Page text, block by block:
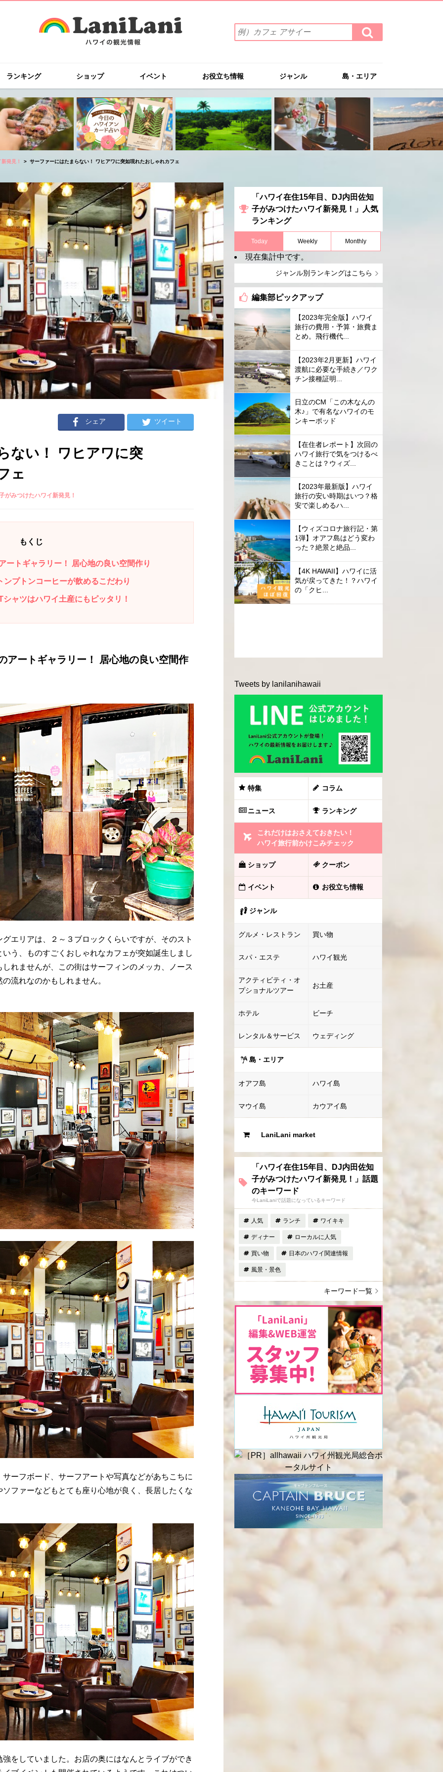
索
ワ
を
入
力
(例）
カ
フ
ェ
イ
検
索
す
ランキング ショップ イベント お役立ち情報 ジャンル 島・エリア
発見！ サーファーにはたまらない！ ワヒアワに突如現れたおしゃれカフェ
シェア ツイート
ない！ ワヒアワに突
ェ
がみつけたハワイ新発見！
もくじ
ートギャラリー！ 居心地の良い空間作り
プトンコーヒーが飲めるこだわり
ャツはハワイ土産にもピッタリ！
アートギャラリー！ 居心地の良い空間作
エリアは、２～３ブロックくらいですが、そのスト
う、ものすごくおしゃれなカフェが突如誕生しまし
れませんが、この街はサーフィンのメッカ、ノース
流れなのかもしれません。
ーフボード、サーフアートや写真などがあちこちに
ファーなどもとても座り心地が良く、長居したくな
をしていました。お店の奥にはなんとライブができ
「ハワイ在住15年目、DJ内田佐知
子がみつけたハワイ新発見！」人気
ランキング
Today Weekly Monthly
現在集計中です。
ジャンル別ランキングはこちら
編集部ピックアップ
【2023年完全版】ハワイ
旅行の費用・予算・旅費ま
とめ。飛行機代...
【2023年2月更新】ハワイ
渡航に必要な手続き／ワク
チン接種証明...
日立のCM「この木なんの
木♪」で有名なハワイのモ
ンキーポッド
【在住者レポート】次回の
ハワイ旅行で気をつけるべ
きことは？ウィズ...
【2023年最新版】ハワイ
旅行の安い時期はいつ？格
安で楽しめるハ...
【ウィズコロナ旅行記・第
1弾】オアフ島はどう変わ
った？絶景と絶品...
【4K HAWAII】ハワイに活
気が戻ってきた！？ハワイ
の「クヒ...
Tweets by lanilanihawaii
特集 コラム
ニュース ランキング
これだけはおさえておきたい！
ハワイ旅行前かけこみチェック
ショップ クーポン
イベント お役立ち情報
ジャンル
グルメ・レストラン 買い物
スパ・エステ ハワイ観光
アクティビティ・オ
プショナルツアー
お土産
ホテル ビーチ
レンタル＆サービス ウェディング
島・エリア
オアフ島 ハワイ島
マウイ島 カウアイ島
LaniLani market
「ハワイ在住15年目、DJ内田佐知
子がみつけたハワイ新発見！」話題
のキーワード
今LaniLaniで話題になっているキーワード
人気 ランチ ワイキキ
ディナー ローカルに人気
買い物 日本のハワイ関連情報
風景・景色
キーワード一覧